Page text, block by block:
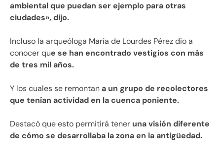
ambiental que puedan ser ejemplo para otras
ciudades», dijo.
Incluso la arqueóloga María de Lourdes Pérez dio a
conocer que se han encontrado vestigios con más
de tres mil años.
Y los cuales se remontana un grupo de recolectores
que tenían actividad en la cuenca poniente.
Destacó que esto permitirá tener una visión diferente
de cómo se desarrollaba la zona en la antigüedad.